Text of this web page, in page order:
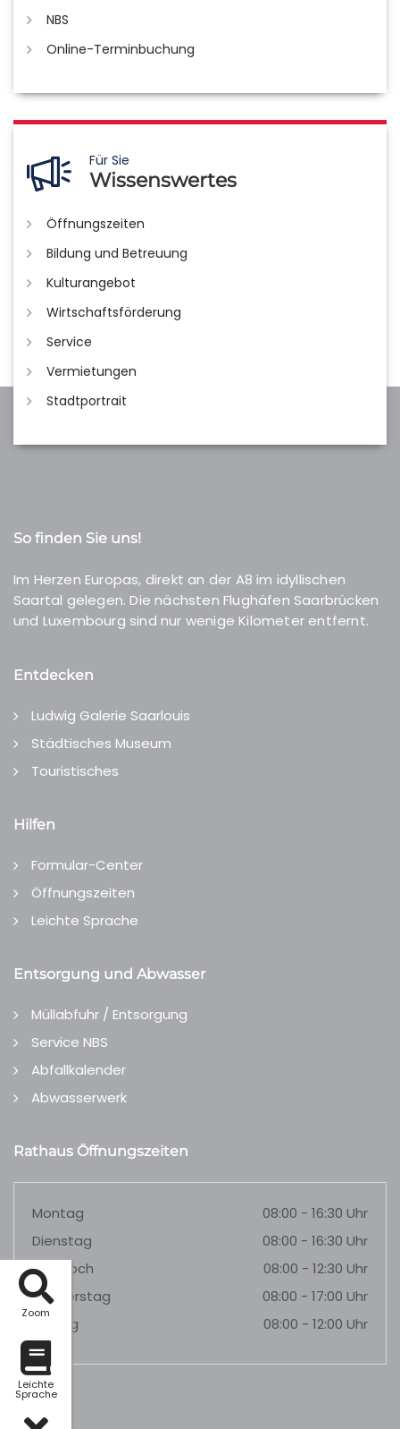
Zoom
Leichte
Sprache
NBS
Online-Terminbuchung
Für Sie
Wissenswertes
Öffnungszeiten
Bildung und Betreuung
Kulturangebot
Wirtschaftsförderung
Service
Vermietungen
Stadtportrait
So finden Sie uns!
Im Herzen Europas, direkt an der A8 im idyllischen
Saartal gelegen. Die nächsten Flughäfen Saarbrücken
und Luxembourg sind nur wenige Kilometer entfernt.
Entdecken
Ludwig Galerie Saarlouis
Städtisches Museum
Touristisches
Hilfen
Formular-Center
Öffnungszeiten
Leichte Sprache
Entsorgung und Abwasser
Müllabfuhr / Entsorgung
Service NBS
Abfallkalender
Abwasserwerk
Rathaus Öffnungszeiten
Montag
08:00 - 16:30 Uhr
Dienstag
08:00 - 16:30 Uhr
Mittwoch
08:00 - 12:30 Uhr
Donnerstag
08:00 - 17:00 Uhr
Freitag
08:00 - 12:00 Uhr